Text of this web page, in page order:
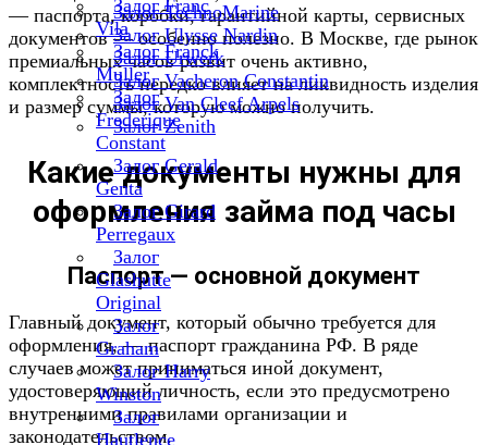
Залог TechnoMarine
Залог Ulysse Nardin
Залог Urwerk
Залог Vacheron Constantin
Залог Van Cleef Arpels
Залог Zenith
Залог Franc
Vila
Залог Franck
Muller
Залог
Frederique
Constant
Залог Gerald
Genta
Залог Girard
Perregaux
Залог
Glashutte
Original
Залог
Graham
Залог Harry
Winston
Залог
Hautlence
— паспорта, коробки, гарантийной карты, сервисных
документов — особенно полезно. В Москве, где рынок
премиальных часов развит очень активно,
комплектность нередко влияет на ликвидность изделия
и размер суммы, которую можно получить.
Какие документы нужны для
оформления займа под часы
Паспорт — основной документ
Главный документ, который обычно требуется для
оформления, — паспорт гражданина РФ. В ряде
случаев может приниматься иной документ,
удостоверяющий личность, если это предусмотрено
внутренними правилами организации и
законодательством.